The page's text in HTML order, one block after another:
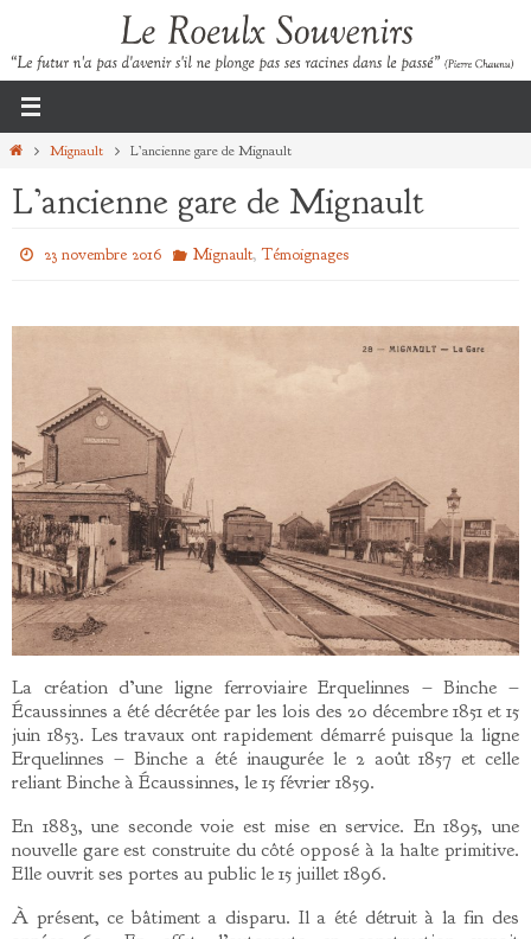
contenu
HomeMignault L’ancienne gare de Mignault
L’ancienne gare de Mignault
23 novembre 2016 Mignault,Témoignages
La création d’une ligne ferroviaire Erquelinnes – Binche –
Écaussinnes a été décrétée par les lois des 20 décembre 1851 et 15
juin 1853. Les travaux ont rapidement démarré puisque la ligne
Erquelinnes – Binche a été inaugurée le 2 août 1857 et celle
reliant Binche à Écaussinnes, le 15 février 1859.
En 1883, une seconde voie est mise en service. En 1895, une
nouvelle gare est construite du côté opposé à la halte primitive.
Elle ouvrit ses portes au public le 15 juillet 1896.
À présent, ce bâtiment a disparu. Il a été détruit à la fin des